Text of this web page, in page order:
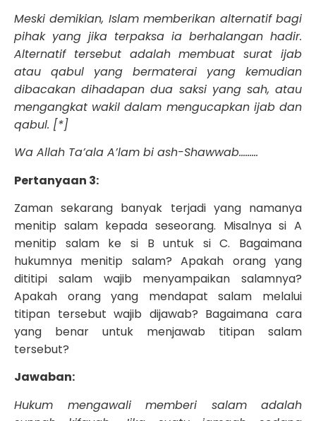
Meski demikian, Islam memberikan alternatif bagi
pihak yang jika terpaksa ia berhalangan hadir.
Alternatif tersebut adalah membuat surat ijab
atau qabul yang bermaterai yang kemudian
dibacakan dihadapan dua saksi yang sah, atau
mengangkat wakil dalam mengucapkan ijab dan
qabul. [*]
Wa Allah Ta’ala A’lam bi ash-Shawwab………
Pertanyaan 3:
Zaman sekarang banyak terjadi yang namanya
menitip salam kepada seseorang. Misalnya si A
menitip salam ke si B untuk si C. Bagaimana
hukumnya menitip salam? Apakah orang yang
dititipi salam wajib menyampaikan salamnya?
Apakah orang yang mendapat salam melalui
titipan tersebut wajib dijawab? Bagaimana cara
yang benar untuk menjawab titipan salam
tersebut?
Jawaban:
Hukum mengawali memberi salam adalah